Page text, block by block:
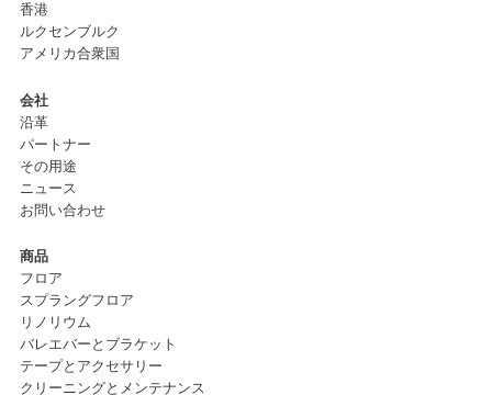
香港
ルクセンブルク
アメリカ合衆国
会社
沿革
パートナー
その用途
ニュース
お問い合わせ
商品
フロア
スプラングフロア
リノリウム
バレエバーとブラケット
テープとアクセサリー
クリーニングとメンテナンス